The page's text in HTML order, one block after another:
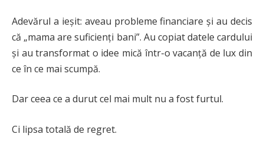
Adevărul a ieșit: aveau probleme financiare și au decis
că „mama are suficienți bani”. Au copiat datele cardului
și au transformat o idee mică într-o vacanță de lux din
ce în ce mai scumpă.
Dar ceea ce a durut cel mai mult nu a fost furtul.
Ci lipsa totală de regret.